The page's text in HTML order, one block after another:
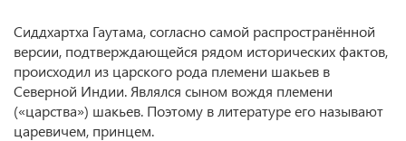
Сиддхартха Гаутама, согласно самой распространённой
версии, подтверждающейся рядом исторических фактов,
происходил из царского рода племени шакьев в
Северной Индии. Являлся сыном вождя племени
(«царства») шакьев. Поэтому в литературе его называют
царевичем, принцем.